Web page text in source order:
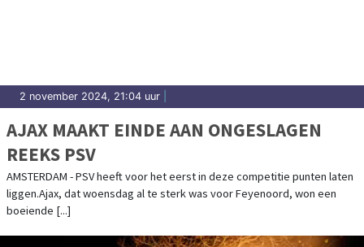
2 november 2024, 21:04 uur
AJAX MAAKT EINDE AAN ONGESLAGEN
REEKS PSV
AMSTERDAM - PSV heeft voor het eerst in deze competitie punten laten
liggen.Ajax, dat woensdag al te sterk was voor Feyenoord, won een
boeiende [...]